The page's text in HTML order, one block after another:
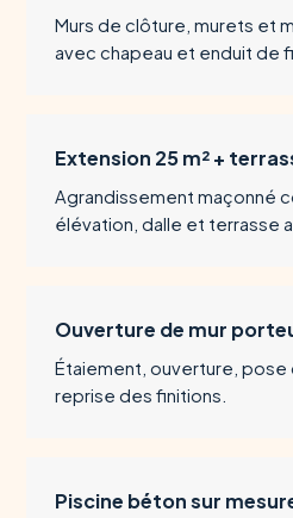
Murs de clôture, murets et
avec chapeau et enduit de
Extension 25 m² +
Agrandissement maçonné
élévation, dalle et terrasse
Ouverture de mur
Étaiement, ouverture, pose
reprise des finitions.
Piscine béton sur